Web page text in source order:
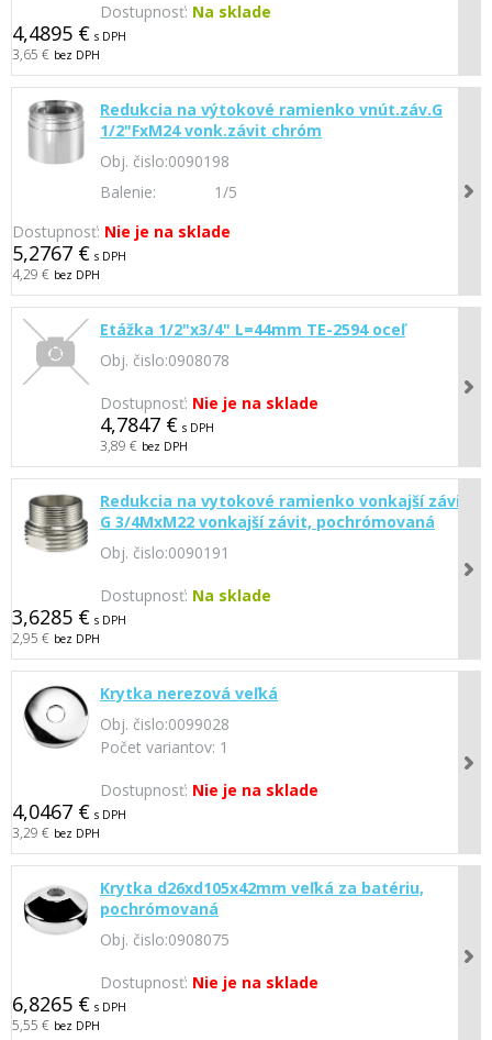
Dostupnosť: Na sklade
4,4895 € s DPH
3,65 € bez DPH
Redukcia na výtokové ramienko vnút.záv.G
1/2"FxM24 vonk.závit chróm
Obj. čislo:0090198
Balenie:
1/5
Dostupnosť: Nie je na sklade
5,2767 € s DPH
4,29 € bez DPH
Etážka 1/2"x3/4" L=44mm TE-2594 oceľ
Obj. čislo:0908078
Dostupnosť: Nie je na sklade
4,7847 € s DPH
3,89 € bez DPH
Redukcia na vytokové ramienko vonkajší závit
G 3/4MxM22 vonkajší závit, pochrómovaná
Obj. čislo:0090191
Dostupnosť: Na sklade
3,6285 € s DPH
2,95 € bez DPH
Krytka nerezová veľká
Obj. čislo:0099028
Počet variantov: 1
Dostupnosť: Nie je na sklade
4,0467 € s DPH
3,29 € bez DPH
Krytka d26xd105x42mm veľká za batériu,
pochrómovaná
Obj. čislo:0908075
Dostupnosť: Nie je na sklade
6,8265 € s DPH
5,55 € bez DPH